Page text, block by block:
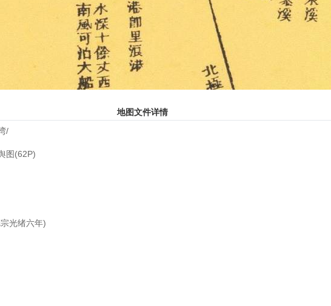
地图文件详情
/
图(62P)
光绪六年)